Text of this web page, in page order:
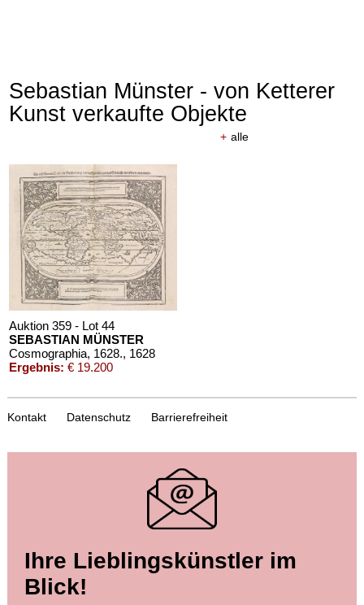
Sebastian Münster - von Ketterer
Kunst verkaufte Objekte
+ alle
Auktion 359 - Lot 44
SEBASTIAN MÜNSTER
Cosmographia, 1628., 1628
Ergebnis: € 19.200
SEBASTIAN MÜNSTER
Cosmographie universelle, 1565
Ergebnis:€ 12.500
Kontakt Datenschutz Barrierefreiheit
Ihre Lieblingskünstler im
Blick!